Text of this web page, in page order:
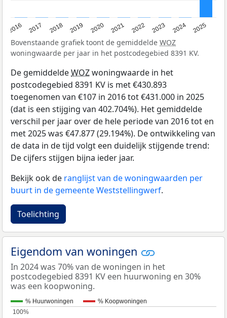
2016 2017 2018 2019 2020 2021 2022 2023 2024 2025
Bovenstaande grafiek toont de gemiddelde WOZ
woningwaarde per jaar in het postcodegebied 8391 KV.
De gemiddeldeWOZwoningwaarde in het
postcodegebied 8391 KV is met €430.893
toegenomen van €107 in 2016 tot €431.000 in 2025
(dat is een stijging van 402.704%). Het gemiddelde
verschil per jaar over de hele periode van 2016 tot en
met 2025 was €47.877 (29.194%). De ontwikkeling van
de data in de tijd volgt een duidelijk stijgende trend:
De cijfers stijgen bijna ieder jaar.
Bekijk ook de ranglijst van de woningwaarden per
buurt in de gemeente Weststellingwerf.
Toelichting
Eigendom van woningen
In 2024 was 70% van de woningen in het
postcodegebied 8391 KV een huurwoning en 30%
was een koopwoning.
% Huurwoningen
% Koopwoningen
100%
100%